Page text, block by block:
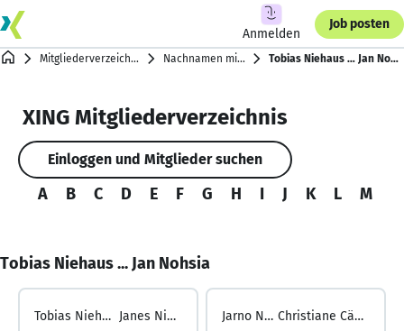
Anmelden
Job posten
Mitgliederverzeichnis Nachnamen mit N Tobias Niehaus … Jan Nohsia
XING Mitgliederverzeichnis
Einloggen und Mitglieder suchen
A B C D E F G H I J K L M
Tobias Niehaus ... Jan Nohsia
Tobias Niehaus ... Janes Niehoff Jarno Niehoff ... Christiane Cäcilia Niehues